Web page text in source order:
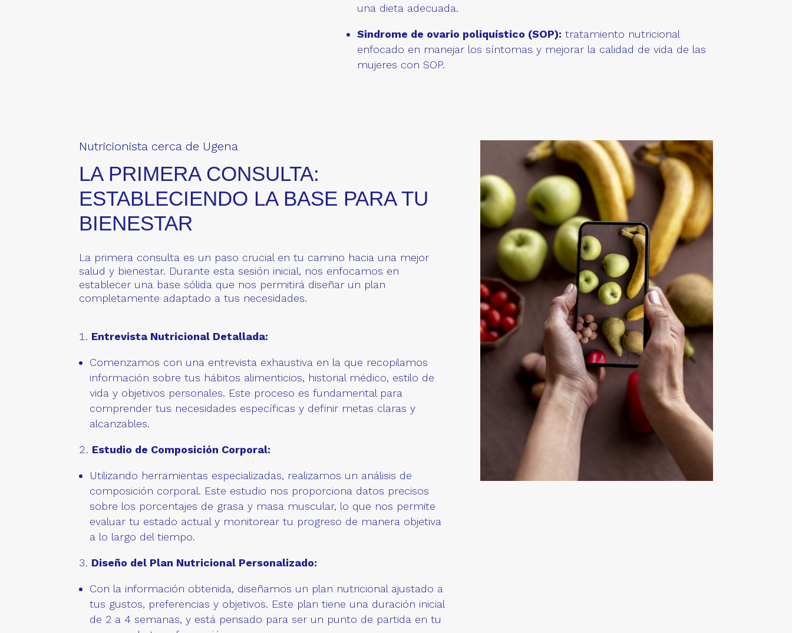
una dieta adecuada.
Sindrome de ovario poliquístico (SOP): tratamiento nutricional
enfocado en manejar los síntomas y mejorar la calidad de vida de las
mujeres con SOP.
Nutricionista cerca de Ugena
LA PRIMERA CONSULTA:
ESTABLECIENDO LA BASE PARA TU
BIENESTAR
La primera consulta es un paso crucial en tu camino hacia una mejor
salud y bienestar. Durante esta sesión inicial, nos enfocamos en
establecer una base sólida que nos permitirá diseñar un plan
completamente adaptado a tus necesidades.
Entrevista Nutricional Detallada:
Comenzamos con una entrevista exhaustiva en la que recopilamos
información sobre tus hábitos alimenticios, historial médico, estilo de
vida y objetivos personales. Este proceso es fundamental para
comprender tus necesidades específicas y definir metas claras y
alcanzables.
Estudio de Composición Corporal:
Utilizando herramientas especializadas, realizamos un análisis de
composición corporal. Este estudio nos proporciona datos precisos
sobre los porcentajes de grasa y masa muscular, lo que nos permite
evaluar tu estado actual y monitorear tu progreso de manera objetiva
a lo largo del tiempo.
Diseño del Plan Nutricional Personalizado:
Con la información obtenida, diseñamos un plan nutricional ajustado a
tus gustos, preferencias y objetivos. Este plan tiene una duración inicial
de 2 a 4 semanas, y está pensado para ser un punto de partida en tu